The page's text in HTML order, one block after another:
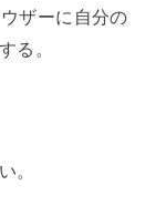
ザーに自分の
る。
。